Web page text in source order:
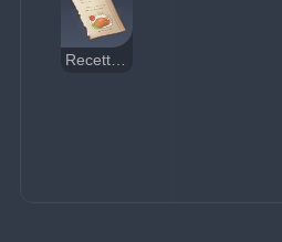
Recette : Macarons arc-en-ciel